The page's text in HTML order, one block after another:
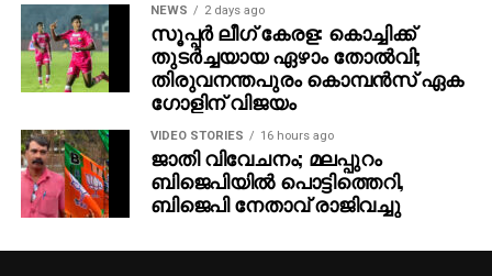
ഓഫിസര്‍മാരായ രാകേഷ്, ജെയിന്‍ മാത്യു, വനിത
സിവില്‍ എക്സൈസ് ഓഫിസര്‍ കാര്യ കെ.എസ്
എന്നിവരും ഉണ്ടായിരുന്നു.
NEWS 2 days ago
സൂപ്പര്‍ ലീഗ് കേരള: കൊച്ചിക്ക്
തുടര്‍ച്ചയായ ഏഴാം തോല്‍വി;
തിരുവനന്തപുരം കൊമ്പന്‍സ് ഏക
ഗോളിന് വിജയം
VIDEO STORIES 16 hours ago
ജാതി വിവേചനം; മലപ്പുറം
ബിജെപിയില്‍ പൊട്ടിത്തെറി,
ബിജെപി നേതാവ് രാജിവച്ചു